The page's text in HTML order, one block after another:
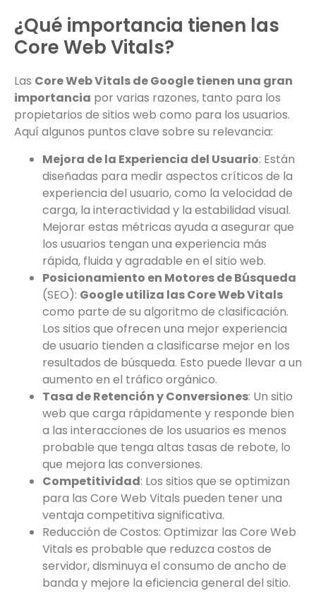
¿Qué importancia tienen las
Core Web Vitals?
Las Core Web Vitals de Google tienen una gran
importancia por varias razones, tanto para los
propietarios de sitios web como para los usuarios.
Aquí algunos puntos clave sobre su relevancia:
Mejora de la Experiencia del Usuario: Están
diseñadas para medir aspectos críticos de la
experiencia del usuario, como la velocidad de
carga, la interactividad y la estabilidad visual.
Mejorar estas métricas ayuda a asegurar que
los usuarios tengan una experiencia más
rápida, fluida y agradable en el sitio web.
Posicionamiento en Motores de Búsqueda
(SEO): Google utiliza las Core Web Vitals
como parte de su algoritmo de clasificación.
Los sitios que ofrecen una mejor experiencia
de usuario tienden a clasificarse mejor en los
resultados de búsqueda. Esto puede llevar a un
aumento en el tráfico orgánico.
Tasa de Retención y Conversiones: Un sitio
web que carga rápidamente y responde bien
a las interacciones de los usuarios es menos
probable que tenga altas tasas de rebote, lo
que mejora las conversiones.
Competitividad: Los sitios que se optimizan
para las Core Web Vitals pueden tener una
ventaja competitiva significativa.
Reducción de Costos: Optimizar las Core Web
Vitals es probable que reduzca costos de
servidor, disminuya el consumo de ancho de
banda y mejore la eficiencia general del sitio.